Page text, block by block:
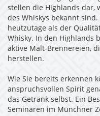
stellen die Highlands dar,
des Whiskys bekannt
heutzutage als der
Whisky. In den Highlands
aktive Malt-Brennereien,
herstellen.
Wie Sie bereits erkennen
anspruchsvollen Spirit
das Getränk selbst. Ein
Seminaren im Münchner